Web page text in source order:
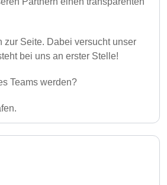
zur Seite. Dabei versucht unser
bei uns an erster Stelle!
Teams werden?